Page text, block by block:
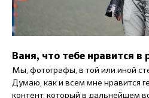
Ваня, что тебе нравится в
Мы, фотографы, в той или иной
Думаю, как и всем мне нравится
контент, который в дальнейшем